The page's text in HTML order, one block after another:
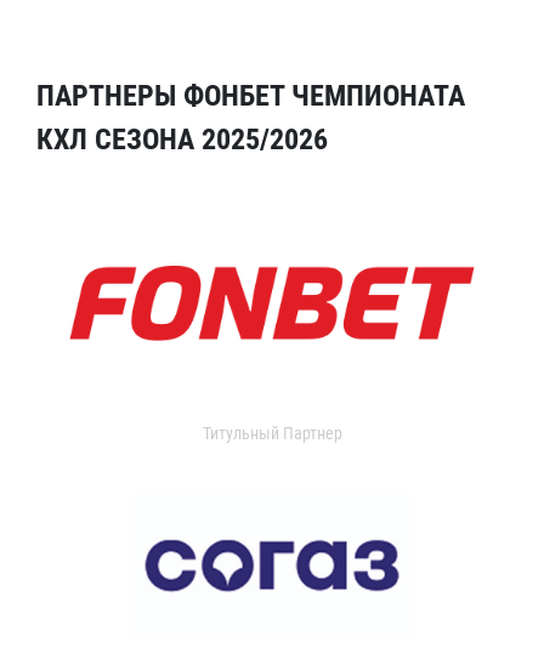
ПАРТНЕРЫ ФОНБЕТ ЧЕМПИОНАТА
КХЛ СЕЗОНА 2025/2026
Титульный Партнер